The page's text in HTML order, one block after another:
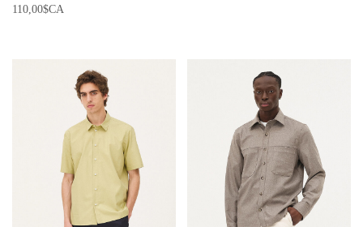
110,00$CA